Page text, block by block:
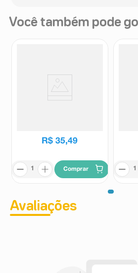
Você também pode
R$ 35,49
Comprar
Avaliações